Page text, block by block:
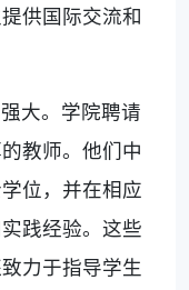
供国际交流和
大。学院聘请
教师。他们中
位，并在相应
践经验。这些
力于指导学生